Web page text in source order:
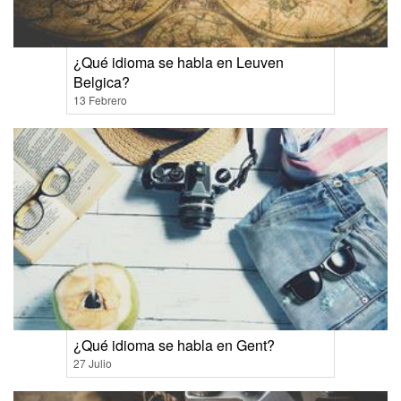
¿Qué idioma se habla en Leuven
Belgica?
13 Febrero
¿Qué idioma se habla en Gent?
27 Julio